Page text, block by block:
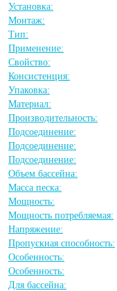
Установка:
Монтаж:
Тип:
Применение:
Свойство:
Консистенция:
Упаковка:
Материал:
Производительность:
Подсоединение:
Подсоединение:
Подсоединение:
Объем бассейна:
Масса песка:
Мощность:
Мощность потребляемая:
Напряжение:
Пропускная способность:
Особенность:
Особенность:
Для бассейна: